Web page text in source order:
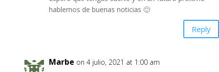
hablemos de buenas noticias 🙂
Reply
Marbe on 4 julio, 2021 at 1:00 am